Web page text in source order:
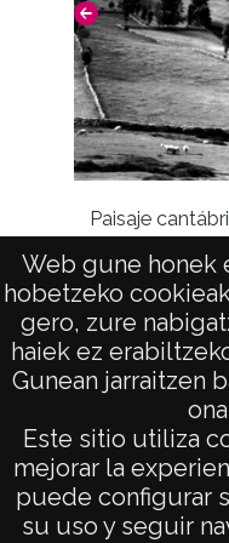
Web gune honek
hobetzeko
gero, zure
haiek ez
Gunean jarraitzen
Este sitio utiliza
mejorar la
puede configurar
su uso y seguir
Paisaje
AVISO
POLÍTICA
ATENCIÓN